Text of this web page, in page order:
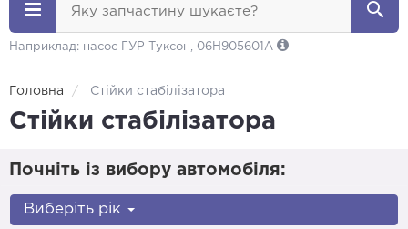
Яку запчастину шукаєте?
Наприклад: насос ГУР Туксон, 06H905601A
Головна Стійки стабілізатора
Стійки стабілізатора
Почніть із вибору автомобіля:
Виберіть рік